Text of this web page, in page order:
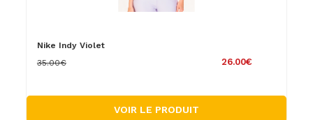
Nike Indy Violet
26.00€
35.00€
VOIR LE PRODUIT